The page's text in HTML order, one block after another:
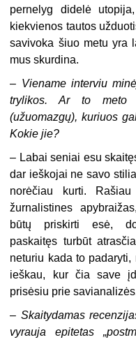
pernelyg didelė
kiekvienos tautos
savivoka šiuo metu yra
mus skurdina.
– Viename interviu
trylikos. Ar to meto
(užuomazgų), kuriuos
Kokie jie?
– Labai seniai esu
dar ieškojai ne savo
norėčiau kurti.
žurnalistines
būtų priskirti esė,
paskaitęs turbūt
neturiu kada to
ieškau, kur čia save
prisėsiu prie
– Skaitydamas
vyrauja epitetas